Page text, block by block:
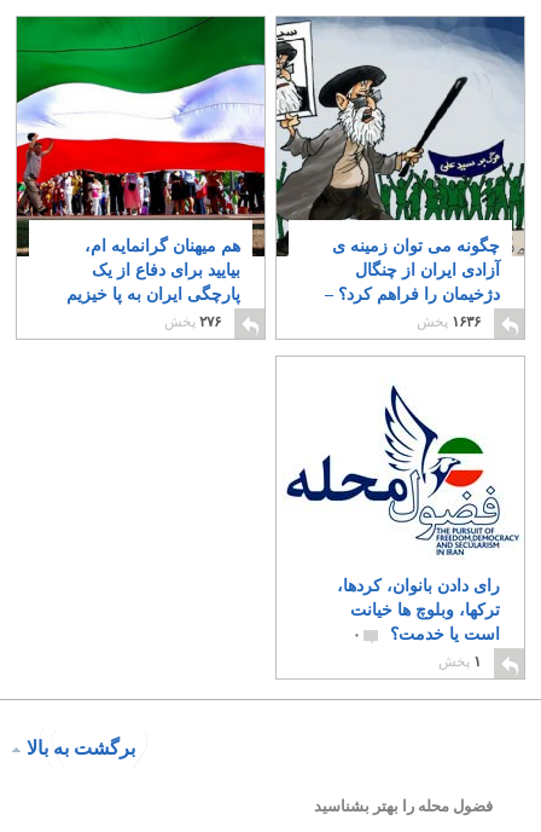
چگونه می توان زمینه ی
آزادی ایران از چنگال
دژخیمان را فراهم کرد؟ –
بخش نخست
۱۶۳۶ پخش
هم میهنان گرانمایه ام،
بیایید برای دفاع از یک
پارچگی ایران به پا خیزیم
۴
۲۷۶ پخش
رای دادن بانوان، کردها،
ترکها، وبلوچ ها خیانت
است یا خدمت؟
۰
۱ پخش
برگشت به بالا
فضول محله را بهتر بشناسید